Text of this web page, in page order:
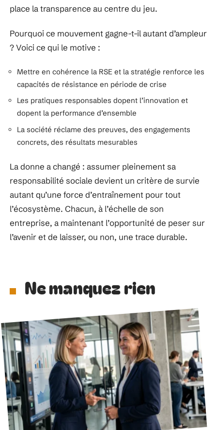
place la transparence au centre du jeu.
Pourquoi ce mouvement gagne-t-il autant d’ampleur
? Voici ce qui le motive :
Mettre en cohérence la RSE et la stratégie renforce les
capacités de résistance en période de crise
Les pratiques responsables dopent l’innovation et
dopent la performance d’ensemble
La société réclame des preuves, des engagements
concrets, des résultats mesurables
La donne a changé : assumer pleinement sa
responsabilité sociale devient un critère de survie
autant qu’une force d’entraînement pour tout
l’écosystème. Chacun, à l’échelle de son
entreprise, a maintenant l’opportunité de peser sur
l’avenir et de laisser, ou non, une trace durable.
Ne manquez rien